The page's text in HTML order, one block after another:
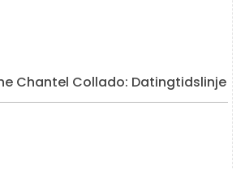
Chantel Collado: Datingtidslinje